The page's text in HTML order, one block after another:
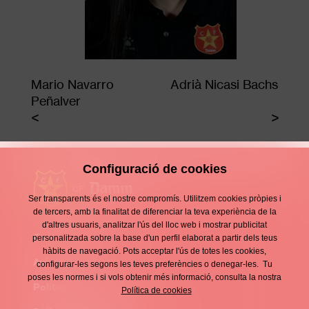
Mario Navarro
Peñalver
Adrià Nicasi Bachs
Enllaços
d'interès
Contacte
Footer
Avís legal
Política de privacitat
Configuració de cookies
Ser transparents és el nostre compromís. Utilitzem cookies pròpies i
de tercers, amb la finalitat de diferenciar la teva experiència de la
d'altres usuaris, analitzar l'ús del lloc web i mostrar publicitat
personalitzada sobre la base d'un perfil elaborat a partir dels teus
hàbits de navegació. Pots acceptar l'ús de totes les cookies,
configurar-les segons les teves preferències o denegar-les. Tu
poses les normes i si vols obtenir més informació, consulta la nostra
Política de cookies